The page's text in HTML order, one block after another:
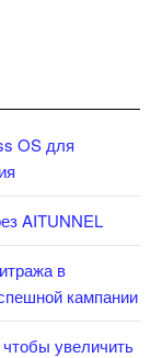
OS для
AITUNNEL
в
кампании
увеличить